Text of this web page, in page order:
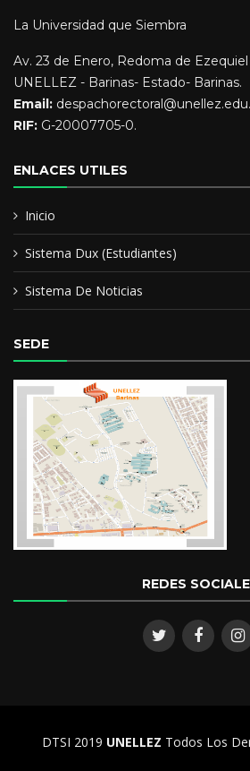
Educación y
Ingeniero Agronomo
Magister en Ingeniería Ambiental
Actualmente curso el Doctorado de
La Universidad que Siembra
Av. 23 de Enero, Redoma de
UNELLEZ - Barinas- Estado- Barinas.
Email:
RIF: G-20007705-0.
ENLACES UTILES
Inicio
Sistema Dux (Estudiantes)
Sistema De Noticias
SEDE
REDES
DTSI 2019 UNELLEZ Todos Los